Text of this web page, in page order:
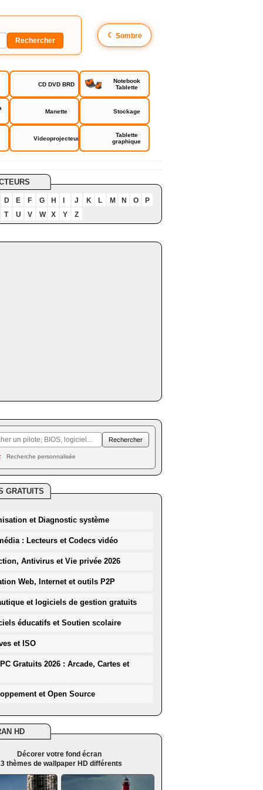
☾ Sombre
CD DVD BRD
Notebook
Tablette
Manette Stockage
Videoprojecteur
Tablette
graphique
D E F G H J K L M N O
P
T
U V W X Y Z
Recherche personnalisée
GRATUITS
et Diagnostic système
: Lecteurs et Codecs vidéo
Antivirus et Vie privée 2026
Web, Internet et outils P2P
et logiciels de gestion gratuits
éducatifs et Soutien scolaire
et ISO
Gratuits 2026 : Arcade, Cartes et
et Open Source
HD
Décorer votre fond écran
thèmes de wallpaper HD différents